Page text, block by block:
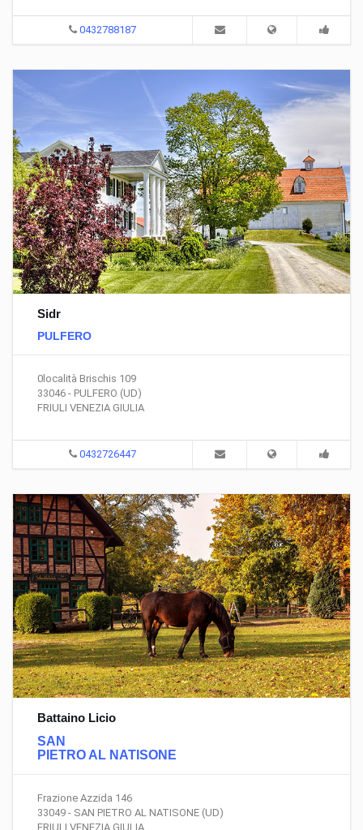
0432788187
Sidr
PULFERO
0località Brischis 109
33046 - PULFERO (UD)
FRIULI VENEZIA GIULIA
0432726447
Battaino Licio
SAN
PIETRO AL NATISONE
Frazione Azzida 146
33049 - SAN PIETRO AL NATISONE (UD)
FRIULI VENEZIA GIULIA